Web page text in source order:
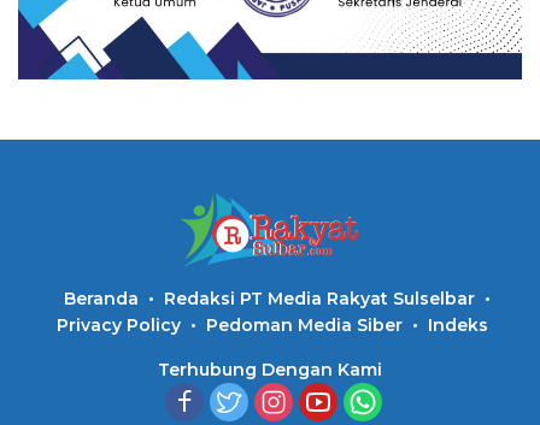
Beranda
Redaksi PT Media Rakyat Sulselbar
Privacy Policy
Pedoman Media Siber Indeks
Terhubung Dengan Kami